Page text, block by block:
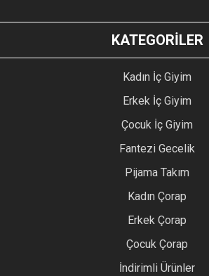
KATEGORİLER
Kadın İç Giyim
Erkek İç Giyim
Çocuk İç Giyim
Fantezi Gecelik
Pijama Takım
Kadın Çorap
Erkek Çorap
Çocuk Çorap
İndirimli Ürünler